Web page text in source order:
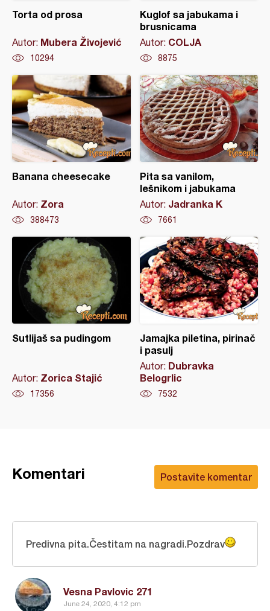
Torta od prosa
Autor: Mubera Živojević
10294
Kuglof sa jabukama i
brusnicama
Autor: COLJA
8875
Banana cheesecake
Autor: Zora
388473
Pita sa vanilom,
lešnikom i jabukama
Autor: Jadranka K
7661
Sutlijaš sa pudingom
Autor: Zorica Stajić
17356
Jamajka piletina, pirinač
i pasulj
Autor: Dubravka
Belogrlic
7532
Postavite komentar
Komentari
Vesna Pavlovic 271
June 24, 2020, 4:12 pm
Predivna pita.Čestitam na nagradi.Pozdrav